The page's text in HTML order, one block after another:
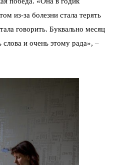
из-за болезни стала терять
говорить. Буквально месяц
слова и очень этому рада», –